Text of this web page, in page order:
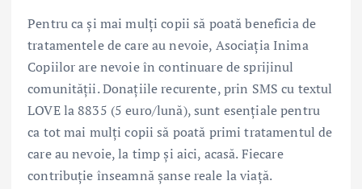
Pentru ca și mai mulți copii să poată beneficia de
tratamentele de care au nevoie, Asociația Inima
Copiilor are nevoie în continuare de sprijinul
comunității. Donațiile recurente, prin SMS cu textul
LOVE la 8835 (5 euro/lună), sunt esențiale pentru
ca tot mai mulți copii să poată primi tratamentul de
care au nevoie, la timp și aici, acasă. Fiecare
contribuție înseamnă șanse reale la viață.